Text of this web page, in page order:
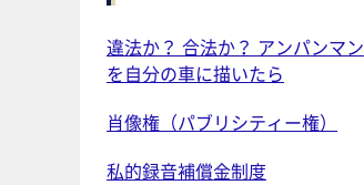
違法か？ 合法か？ アンパンマン
を自分の車に描いたら
肖像権（パブリシティー権）
私的録音補償金制度